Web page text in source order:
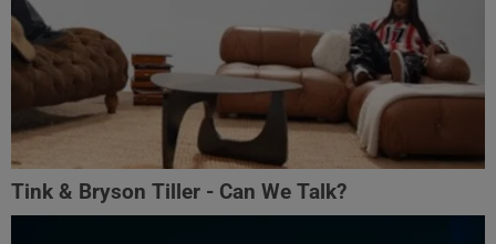
Tink & Bryson Tiller - Can We Talk?